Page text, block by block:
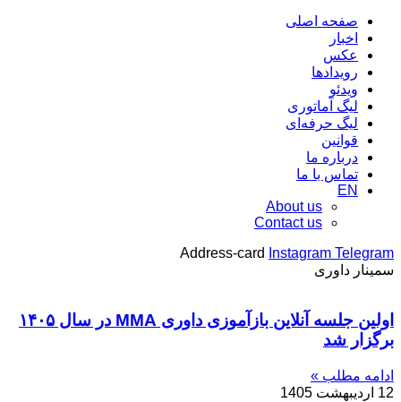
صفحه اصلی
اخبار
عکس
رویدادها
ویدئو
لیگ آماتوری
لیگ حرفه‌ای
قوانین
درباره ما
تماس با ما
EN
About us
Contact us
Address-card
Instagram Telegram
سمینار داوری
اولین جلسه آنلاین بازآموزی داوری MMA در سال ۱۴۰۵
برگزار شد
ادامه مطلب »
12 اردیبهشت 1405